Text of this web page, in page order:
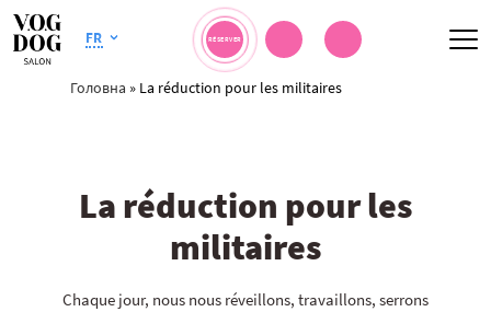
FR RÉSERVER
Головна » La réduction pour les militaires
La réduction pour les
militaires
Chaque jour, nous nous réveillons, travaillons, serrons